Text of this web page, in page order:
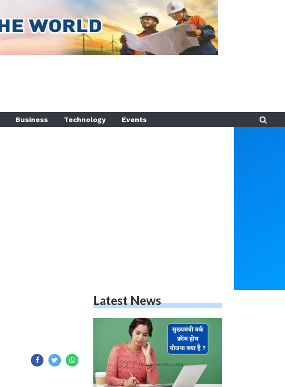
Business Technology Events
Latest News